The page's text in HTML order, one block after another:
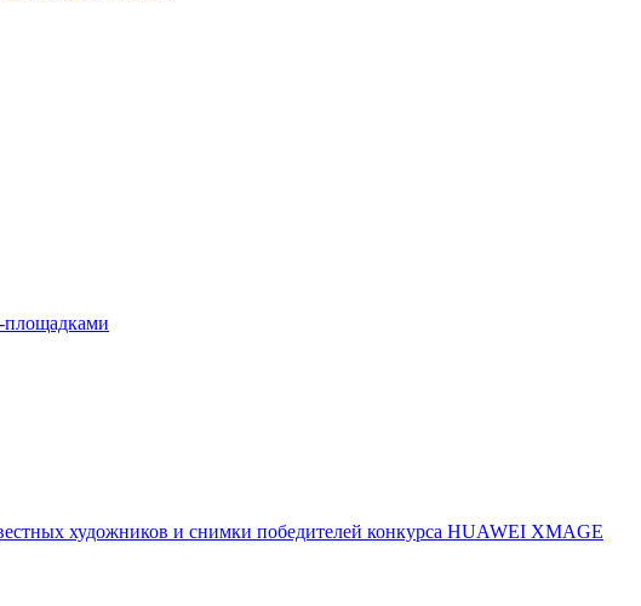
площадками
художников и снимки победителей конкурса HUAWEI XMAGE